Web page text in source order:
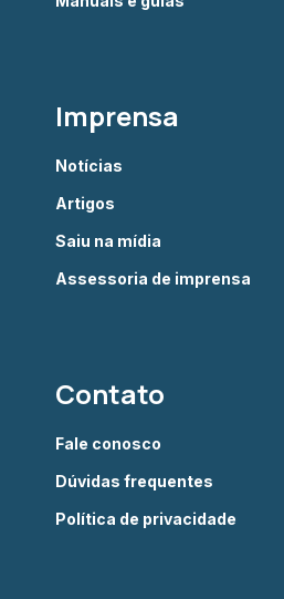
Imprensa
Notícias
Artigos
Saiu na mídia
Assessoria de imprensa
Contato
Fale conosco
Dúvidas frequentes
Política de privacidade